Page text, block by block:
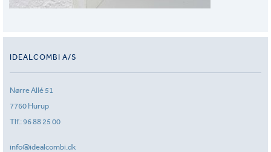
IDEALCOMBI A/S
Nørre Allé 51
7760 Hurup
Tlf.:96 88 25 00
info@idealcombi.dk